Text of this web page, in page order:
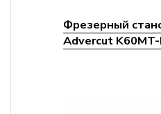
Фрезерный
Advercut K60MT-